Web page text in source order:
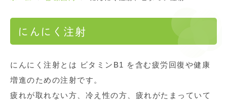
にんにく注射
にんにく注射とは ビタミンB1 を含む疲労回復や健康
増進のための注射です。
疲れが取れない方、冷え性の方、疲れがたまっていて